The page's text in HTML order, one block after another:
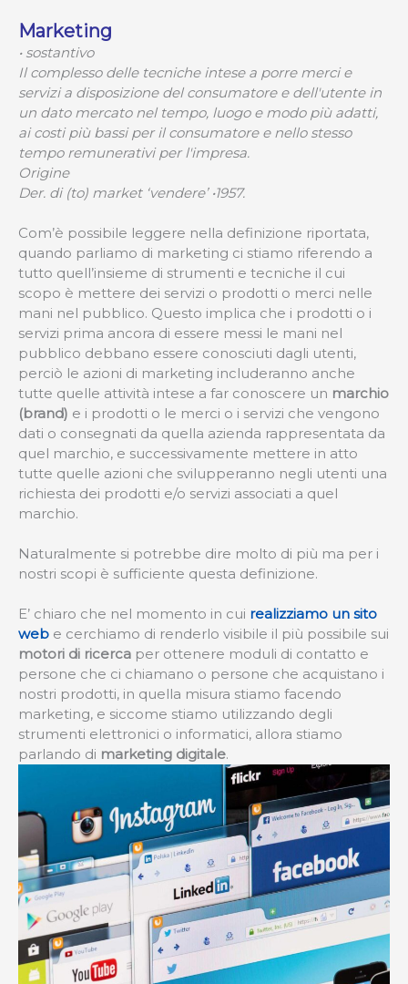
Marketing
• sostantivo
Il complesso delle tecniche intese a porre merci e
servizi a disposizione del consumatore e dell'utente in
un dato mercato nel tempo, luogo e modo più adatti,
ai costi più bassi per il consumatore e nello stesso
tempo remunerativi per l'impresa.
Origine
Der. di (to) market ‘vendere’ •1957.
Com’è possibile leggere nella definizione riportata,
quando parliamo di marketing ci stiamo riferendo a
tutto quell’insieme di strumenti e tecniche il cui
scopo è mettere dei servizi o prodotti o merci nelle
mani nel pubblico. Questo implica che i prodotti o i
servizi prima ancora di essere messi le mani nel
pubblico debbano essere conosciuti dagli utenti,
perciò le azioni di marketing includeranno anche
tutte quelle attività intese a far conoscere un marchio
(brand) e i prodotti o le merci o i servizi che vengono
dati o consegnati da quella azienda rappresentata da
quel marchio, e successivamente mettere in atto
tutte quelle azioni che svilupperanno negli utenti una
richiesta dei prodotti e/o servizi associati a quel
marchio.
Naturalmente si potrebbe dire molto di più ma per i
nostri scopi è sufficiente questa definizione.
E’ chiaro che nel momento in cui realizziamo un sito
web e cerchiamo di renderlo visibile il più possibile sui
motori di ricerca per ottenere moduli di contatto e
persone che ci chiamano o persone che acquistano i
nostri prodotti, in quella misura stiamo facendo
marketing, e siccome stiamo utilizzando degli
strumenti elettronici o informatici, allora stiamo
parlando di marketing digitale.